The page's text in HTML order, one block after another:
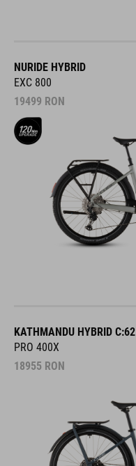
NURIDE HYBRID
EXC 800
19499 RON
KATHMANDU HYBRID C:62
PRO 400X
18955 RON